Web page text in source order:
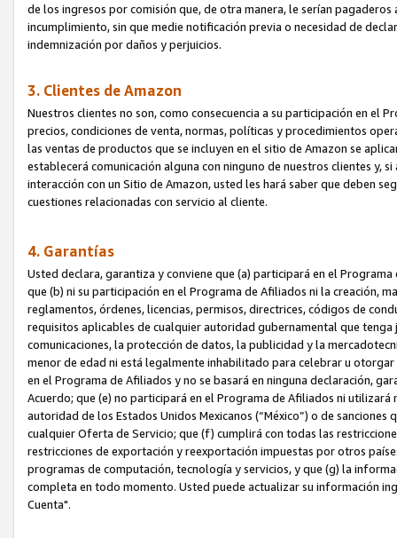
de los ingresos por comisión que, de otra manera, le serían
incumplimiento, sin que medie notificación previa o necesidad de
indemnización por daños y perjuicios.
3. Clientes de Amazon
Nuestros clientes no son, como consecuencia a su participación en el
precios, condiciones de venta, normas, políticas y procedimientos
las ventas de productos que se incluyen en el sitio de Amazon se
establecerá comunicación alguna con ninguno de nuestros clientes y,
interacción con un Sitio de Amazon, usted les hará saber que deben
cuestiones relacionadas con servicio al cliente.
4. Garantías
Usted declara, garantiza y conviene que (a) participará en el
que (b) ni su participación en el Programa de Afiliados ni la creación,
reglamentos, órdenes, licencias, permisos, directrices, códigos de
requisitos aplicables de cualquier autoridad gubernamental que
comunicaciones, la protección de datos, la publicidad y la
menor de edad ni está legalmente inhabilitado para celebrar u
en el Programa de Afiliados y no se basará en ninguna declaración,
Acuerdo; que (e) no participará en el Programa de Afiliados ni
autoridad de los Estados Unidos Mexicanos (“México”) o de
cualquier Oferta de Servicio; que (f) cumplirá con todas las
restricciones de exportación y reexportación impuestas por otros
programas de computación, tecnología y servicios, y que (g) la
completa en todo momento. Usted puede actualizar su información
Cuenta".